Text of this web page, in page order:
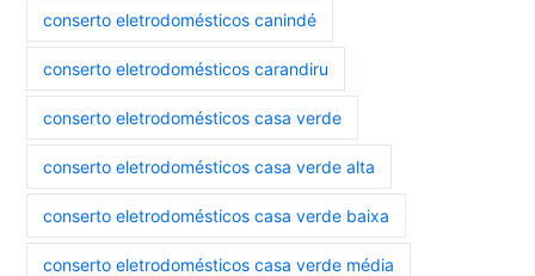
conserto eletrodomésticos canindé
conserto eletrodomésticos carandiru
conserto eletrodomésticos casa verde
conserto eletrodomésticos casa verde alta
conserto eletrodomésticos casa verde baixa
conserto eletrodomésticos casa verde média